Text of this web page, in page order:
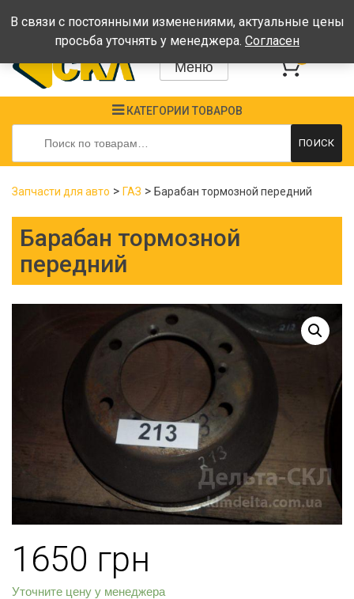
Время работы: Пн-Пт: 08:00-17:00, Сб-Вс - выходные
Меню
КАТЕГОРИИ ТОВАРОВ
Искать:
ПОИСК
Запчасти для авто > ГАЗ > Барабан тормозной передний
Барабан тормозной
передний
1650 грн
Уточните цену у менеджера
В связи с постоянными изменениями, актуальные цены
просьба уточнять у менеджера. Согласен